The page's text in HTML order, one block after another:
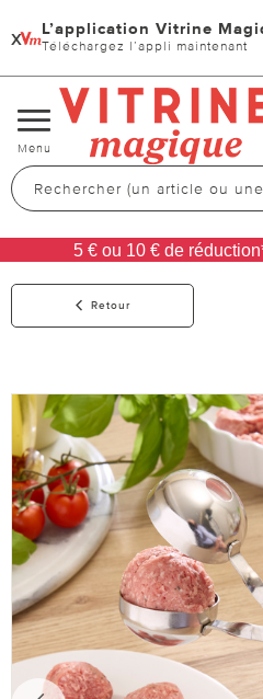
x L’application Vitrine
Téléchargez l’appli maintenant
Changer
de
navigation
Menu
5 € ou 10 € de
Retour